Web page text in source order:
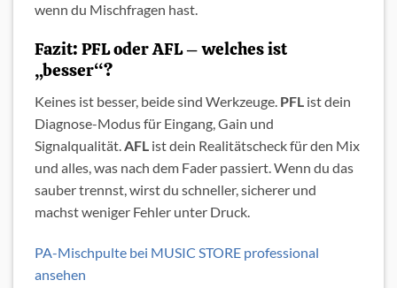
wenn du Mischfragen hast.
Fazit: PFL oder AFL – welches ist
„besser“?
Keines ist besser, beide sind Werkzeuge. PFL ist dein
Diagnose-Modus für Eingang, Gain und
Signalqualität. AFL ist dein Realitätscheck für den Mix
und alles, was nach dem Fader passiert. Wenn du das
sauber trennst, wirst du schneller, sicherer und
machst weniger Fehler unter Druck.
PA-Mischpulte bei MUSIC STORE professional
ansehen